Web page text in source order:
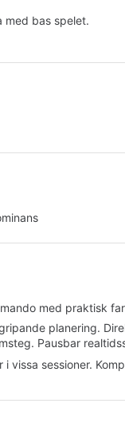
med bas spelet.
med praktisk
planering.
Pausbar
vissa sessioner.